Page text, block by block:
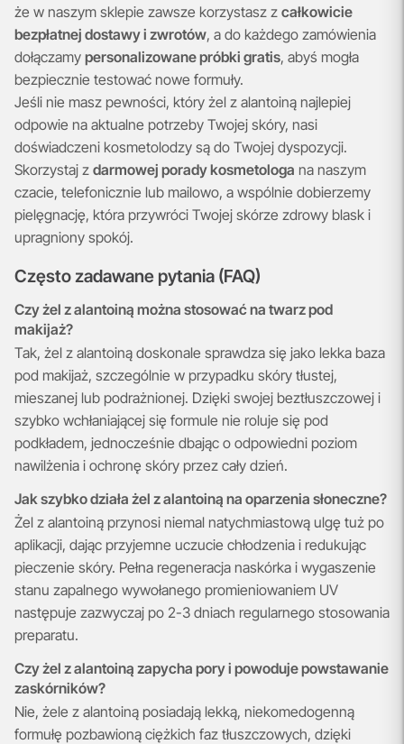
że w naszym sklepie zawsze korzystasz z całkowicie
bezpłatnej dostawy i zwrotów, a do każdego zamówienia
dołączamy personalizowane próbki gratis, abyś mogła
bezpiecznie testować nowe formuły.
Jeśli nie masz pewności, który żel z alantoiną najlepiej
odpowie na aktualne potrzeby Twojej skóry, nasi
doświadczeni kosmetolodzy są do Twojej dyspozycji.
Skorzystaj z darmowej porady kosmetologa na naszym
czacie, telefonicznie lub mailowo, a wspólnie dobierzemy
pielęgnację, która przywróci Twojej skórze zdrowy blask i
upragniony spokój.
Często zadawane pytania (FAQ)
Czy żel z alantoiną można stosować na twarz pod
makijaż?
Tak, żel z alantoiną doskonale sprawdza się jako lekka baza
pod makijaż, szczególnie w przypadku skóry tłustej,
mieszanej lub podrażnionej. Dzięki swojej beztłuszczowej i
szybko wchłaniającej się formule nie roluje się pod
podkładem, jednocześnie dbając o odpowiedni poziom
nawilżenia i ochronę skóry przez cały dzień.
Jak szybko działa żel z alantoiną na oparzenia słoneczne?
Żel z alantoiną przynosi niemal natychmiastową ulgę tuż po
aplikacji, dając przyjemne uczucie chłodzenia i redukując
pieczenie skóry. Pełna regeneracja naskórka i wygaszenie
stanu zapalnego wywołanego promieniowaniem UV
następuje zazwyczaj po 2-3 dniach regularnego stosowania
preparatu.
Czy żel z alantoiną zapycha pory i powoduje powstawanie
zaskórników?
Nie, żele z alantoiną posiadają lekką, niekomedogenną
formułę pozbawioną ciężkich faz tłuszczowych, dzięki